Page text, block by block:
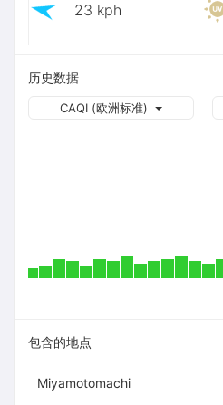
23 kph
历史数据
CAQI (欧洲标准)
包含的地点
Miyamotomachi